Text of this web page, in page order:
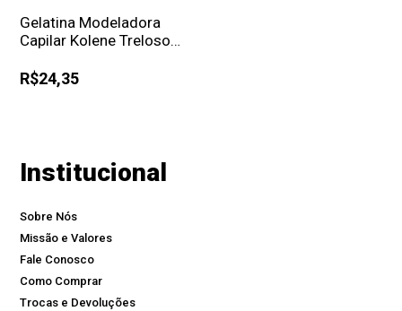
Gelatina Modeladora
Capilar Kolene Treloso
R$24,35
Institucional
Sobre Nós
Missão e Valores
Fale Conosco
Como Comprar
Trocas e Devoluções